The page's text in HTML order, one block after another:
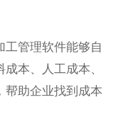
管理软件能够自
本、人工成本、
帮助企业找到成本